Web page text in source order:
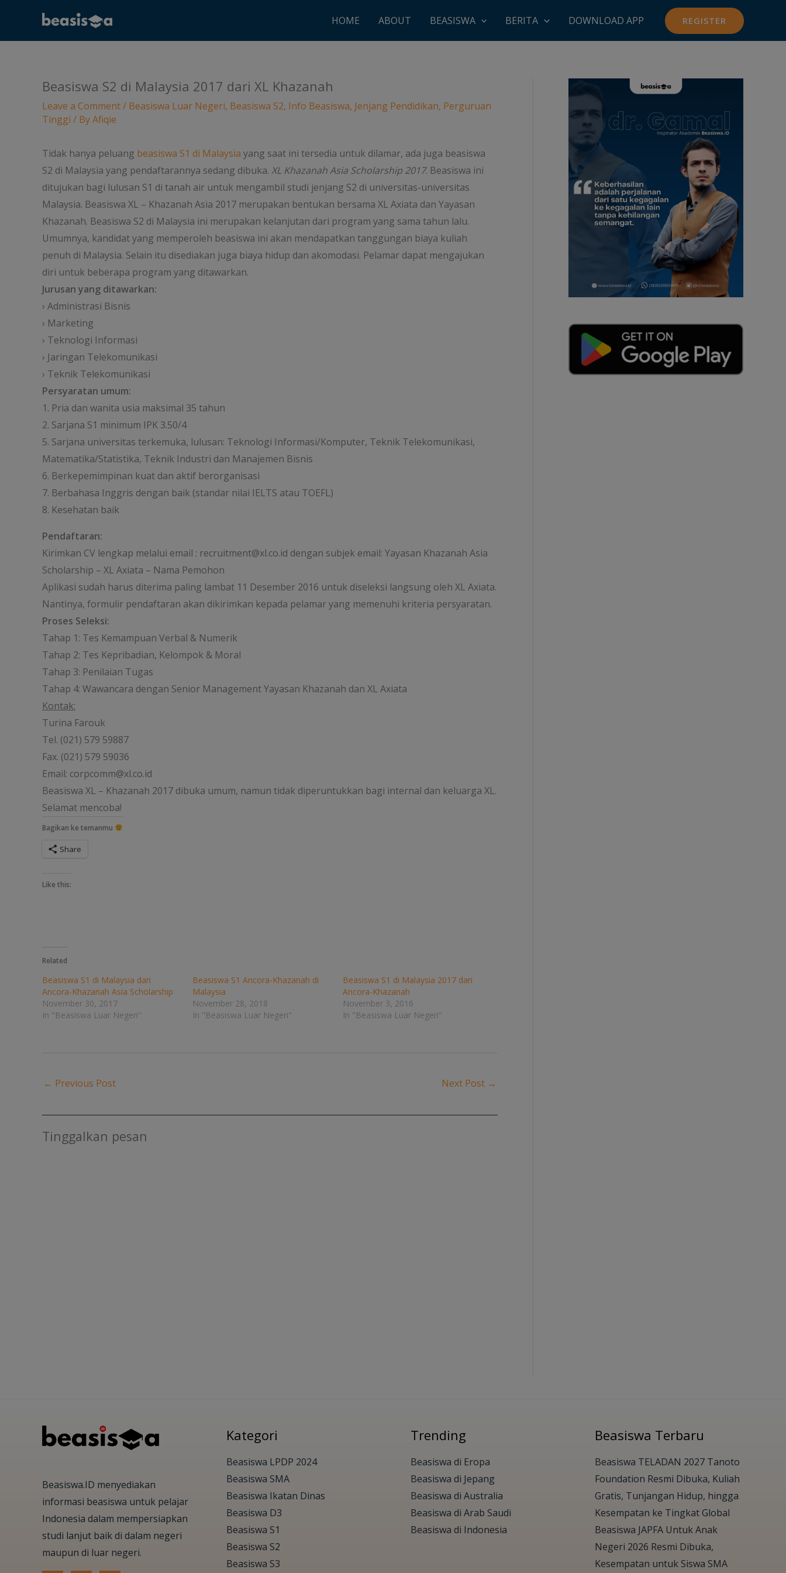
content
HOME ABOUT BEASISWA BERITA DOWNLOAD APP REGISTER
Beasiswa S2 di Malaysia 2017 dari XL Khazanah
Leave a Comment/ Beasiswa Luar Negeri, Beasiswa S2, Info Beasiswa, Jenjang Pendidikan, Perguruan
Tinggi / ByAfiqie
Tidak hanya peluang beasiswa S1 di Malaysia yang saat ini tersedia untuk dilamar, ada juga beasiswa
S2 di Malaysia yang pendaftarannya sedang dibuka. XL Khazanah Asia Scholarship 2017. Beasiswa ini
ditujukan bagi lulusan S1 di tanah air untuk mengambil studi jenjang S2 di universitas-universitas
Malaysia. Beasiswa XL – Khazanah Asia 2017 merupakan bentukan bersama XL Axiata dan Yayasan
Khazanah. Beasiswa S2 di Malaysia ini merupakan kelanjutan dari program yang sama tahun lalu.
Umumnya, kandidat yang memperoleh beasiswa ini akan mendapatkan tanggungan biaya kuliah
penuh di Malaysia. Selain itu disediakan juga biaya hidup dan akomodasi. Pelamar dapat mengajukan
diri untuk beberapa program yang ditawarkan.
Jurusan yang ditawarkan:
› Administrasi Bisnis
› Marketing
› Teknologi Informasi
› Jaringan Telekomunikasi
› Teknik Telekomunikasi
Persyaratan umum:
1. Pria dan wanita usia maksimal 35 tahun
2. Sarjana S1 minimum IPK 3.50/4
5. Sarjana universitas terkemuka, lulusan: Teknologi Informasi/Komputer, Teknik Telekomunikasi,
Matematika/Statistika, Teknik Industri dan Manajemen Bisnis
6. Berkepemimpinan kuat dan aktif berorganisasi
7. Berbahasa Inggris dengan baik (standar nilai IELTS atau TOEFL)
8. Kesehatan baik
Pendaftaran:
Kirimkan CV lengkap melalui email : recruitment@xl.co.id dengan subjek email: Yayasan Khazanah Asia
Scholarship – XL Axiata – Nama Pemohon
Aplikasi sudah harus diterima paling lambat 11 Desember 2016 untuk diseleksi langsung oleh XL Axiata.
Nantinya, formulir pendaftaran akan dikirimkan kepada pelamar yang memenuhi kriteria persyaratan.
Proses Seleksi:
Tahap 1: Tes Kemampuan Verbal & Numerik
Tahap 2: Tes Kepribadian, Kelompok & Moral
Tahap 3: Penilaian Tugas
Tahap 4: Wawancara dengan Senior Management Yayasan Khazanah dan XL Axiata
Kontak:
Turina Farouk
Tel. (021) 579 59887
Fax. (021) 579 59036
Email: corpcomm@xl.co.id
Beasiswa XL – Khazanah 2017 dibuka umum, namun tidak diperuntukkan bagi internal dan keluarga XL.
Selamat mencoba!
Bagikan ke temanmu
Share
Like this:
Related
Beasiswa S1 di Malaysia dari
Ancora-Khazanah Asia Scholarship
November 30, 2017
In "Beasiswa Luar Negeri"
Beasiswa S1 Ancora-Khazanah di
Malaysia
November 28, 2018
In "Beasiswa Luar Negeri"
Beasiswa S1 di Malaysia 2017 dari
Ancora-Khazanah
November 3, 2016
In "Beasiswa Luar Negeri"
← Previous Post Next Post →
Tinggalkan pesan
Beasiswa.ID menyediakan
informasi beasiswa untuk pelajar
Indonesia dalam mempersiapkan
studi lanjut baik di dalam negeri
maupun di luar negeri.
Kategori
Beasiswa LPDP 2024
Beasiswa SMA
Beasiswa Ikatan Dinas
Beasiswa D3
Beasiswa S1
Beasiswa S2
Beasiswa S3
Trending
Beasiswa di Eropa
Beasiswa di Jepang
Beasiswa di Australia
Beasiswa di Arab Saudi
Beasiswa di Indonesia
Beasiswa Terbaru
Beasiswa TELADAN 2027 Tanoto
Foundation Resmi Dibuka, Kuliah
Gratis, Tunjangan Hidup, hingga
Kesempatan ke Tingkat Global
Beasiswa JAPFA Untuk Anak
Negeri 2026 Resmi Dibuka,
Kesempatan untuk Siswa SMA